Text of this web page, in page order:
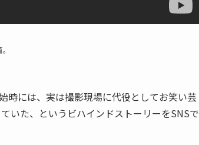
時には、実は撮影現場に代役としてお笑い芸
いた、というビハインドストーリーをSNSで